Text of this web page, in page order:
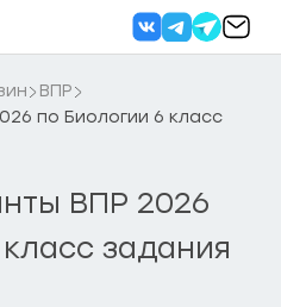
ВПР
по Биологии 6 класс
ВПР 2026
задания